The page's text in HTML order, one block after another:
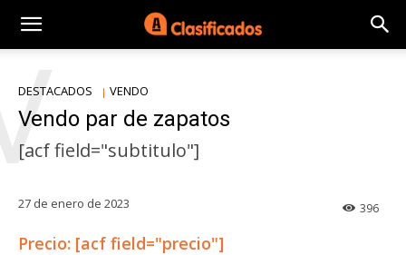
DESTACADOS VENDO
Vendo par de zapatos
[acf field="subtitulo"]
27 de enero de 2023 396
Precio: [acf field="precio"]